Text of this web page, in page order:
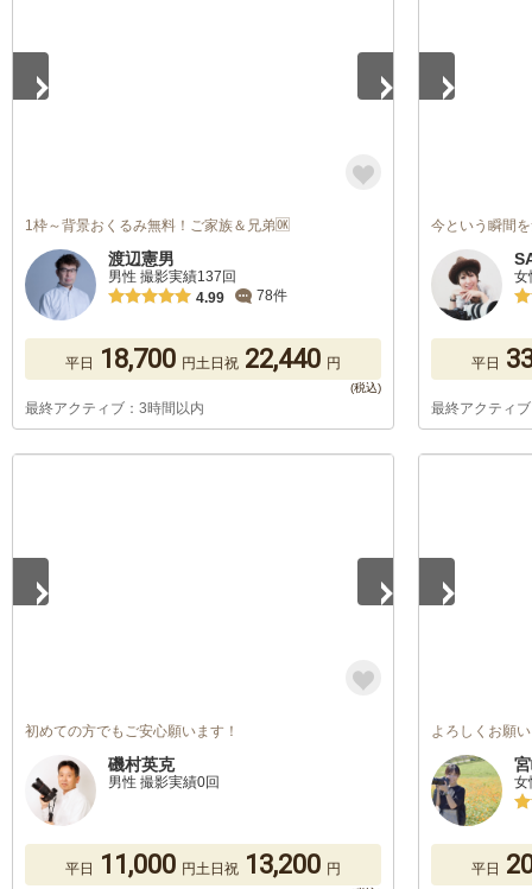
1枠～背景おくるみ無料！ご家族＆兄弟🆗
渡辺憲男
男性 撮影実績137回
4.99
78件
平日 18,700 円土日祝 22,440 円
最終アクティブ：3時間以内
今という瞬間
女
平日
最終アクティ
初めての方でもご安心願います！
磯村英克
男性 撮影実績0回
平日 11,000 円土日祝 13,200 円
よろしくお願
女
平日